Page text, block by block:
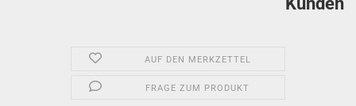
AUF DEN MERKZETTEL
FRAGE ZUM PRODUKT